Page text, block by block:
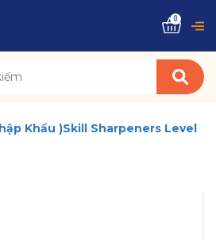
0
Khẩu )Skill Sharpeners Level